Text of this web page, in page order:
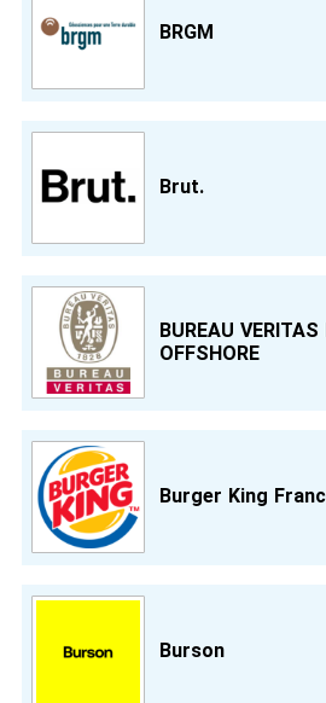
BRGM
Brut.
BUREAU
OFFSHORE
Burger King
Burson